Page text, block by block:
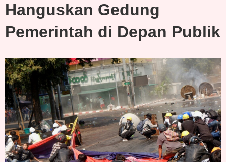
Hanguskan Gedung
Pemerintah di Depan Publik